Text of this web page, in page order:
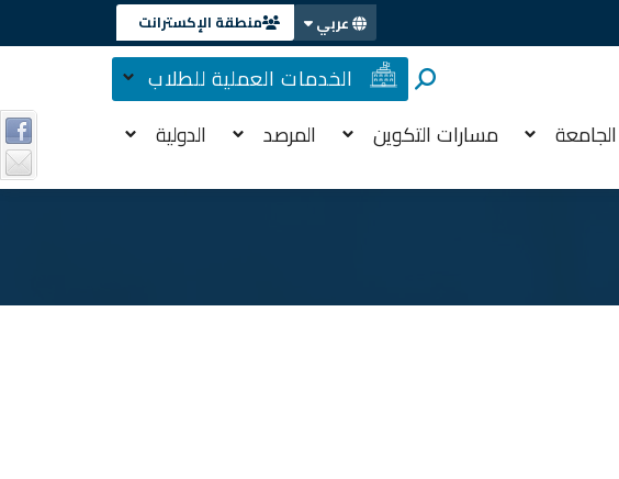
عربي منطقة الإكسترانت
الخدمات العملية للطلاب
الجامعة مسارات التكوين المرصد الدولية